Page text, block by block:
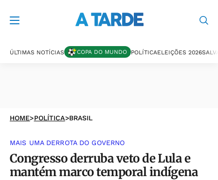
ÚLTIMAS NOTÍCIAS COPA DO MUNDO POLÍTICAELEIÇÕES 2026
HOME>POLÍTICA>BRASIL
MAIS UMA DERROTA DO GOVERNO
Congresso derruba veto de Lula e
mantém marco temporal indígena